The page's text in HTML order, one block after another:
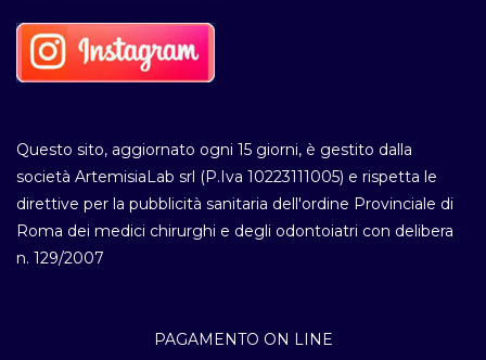
Questo sito, aggiornato ogni 15 giorni, è gestito dalla
società ArtemisiaLab srl (P.Iva 10223111005) e rispetta le
direttive per la pubblicità sanitaria dell'ordine Provinciale di
Roma dei medici chirurghi e degli odontoiatri con delibera
n. 129/2007
PAGAMENTO ON LINE